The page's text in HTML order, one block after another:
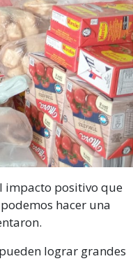
impacto positivo que
hacer una
lograr grandes